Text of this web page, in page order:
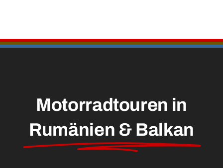
Motorradtouren in
Rumänien & Balkan